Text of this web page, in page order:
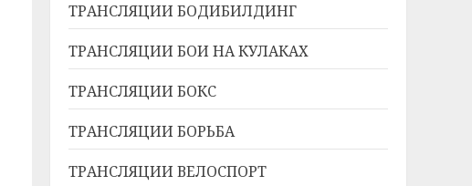
ТРАНСЛЯЦИИ БОДИБИЛДИНГ
ТРАНСЛЯЦИИ БОИ НА КУЛАКАХ
ТРАНСЛЯЦИИ БОКС
ТРАНСЛЯЦИИ БОРЬБА
ТРАНСЛЯЦИИ ВЕЛОСПОРТ